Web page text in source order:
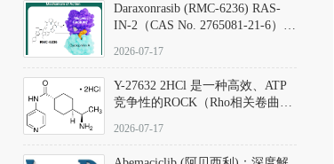
Daraxonrasib (RMC-6236) RAS-
IN-2（CAS No. 2765081-21-6）：
向KRAS/NRAS/HRAS的广谱RAS
2026-07-17
Y-27632 2HCl 是一种高效、ATP
竞争性的ROCK（Rho相关卷曲螺
同等抑制ROCK1与ROCK2；其通
过精准嵌入激酶的ATP结合位点
2026-07-17